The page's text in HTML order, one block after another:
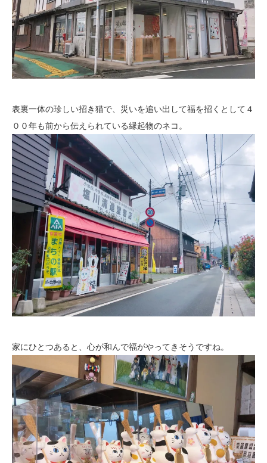
表裏一体の珍しい招き猫で、災いを追い出して福を招くとして４
００年も前から伝えられている縁起物のネコ。
家にひとつあると、心が和んで福がやってきそうですね。